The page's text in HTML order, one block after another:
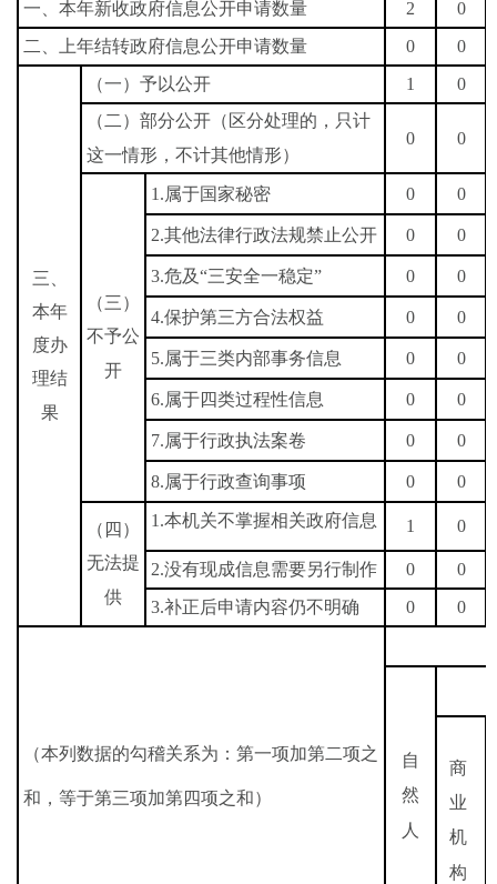
一、本年新收政府信息公开申请数量 2
0
二、上年结转政府信息公开申请数量
0 0
三、
本年
度办
理结
果
（一）予以公开 1
0
（二）部分公开（区分处理的，只计
这一情形，不计其他情形）
0 0
（三）
不予公
开
1.属于国家秘密 0 0
2.其他法律行政法规禁止公开 0 0
3.危及“三安全一稳定” 0 0
4.保护第三方合法权益 0 0
5.属于三类内部事务信息 0 0
6.属于四类过程性信息 0 0
7.属于行政执法案卷 0 0
8.属于行政查询事项 0 0
（四）
无法提
供
1.本机关不掌握相关政府信息 1 0
2.没有现成信息需要另行制作 0
0
3.补正后申请内容仍不明确 0 0
（本列数据的勾稽关系为：第一项加第二项之
和，等于第三项加第四项之和）
自
然
人
商
业
机
构